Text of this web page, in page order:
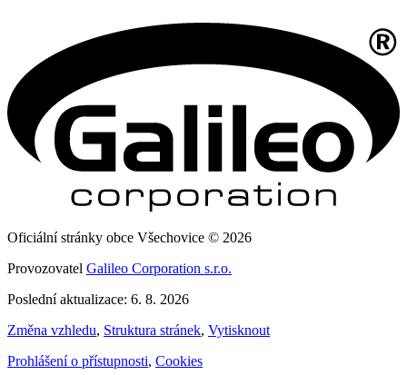
Oficiální stránky obce Všechovice © 2026
Provozovatel Galileo Corporation s.r.o.
Poslední aktualizace: 6. 8. 2026
Změna vzhledu, Struktura stránek, Vytisknout
Prohlášení o přístupnosti, Cookies